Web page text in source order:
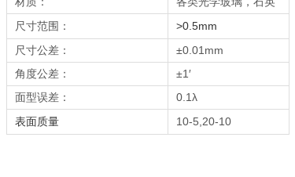
尺寸范围：
>0.5mm
尺寸公差：
±0.01mm
角度公差：
±1′
面型误差：
0.1λ
表面质量
10-5,20-10